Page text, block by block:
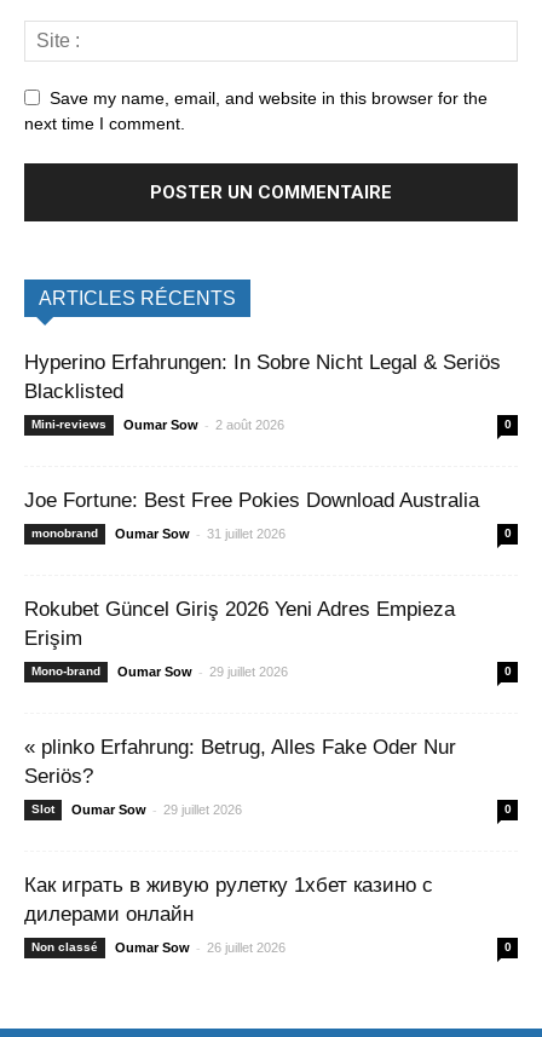
Save my name, email, and website in this browser for the
next time I comment.
ARTICLES RÉCENTS
Hyperino Erfahrungen: In Sobre Nicht Legal & Seriös
Blacklisted
Mini-reviews Oumar Sow - 2 août 2026 0
Joe Fortune: Best Free Pokies Download Australia
monobrand Oumar Sow - 31 juillet 2026 0
Rokubet Güncel Giriş 2026 Yeni Adres Empieza
Erişim
Mono-brand Oumar Sow - 29 juillet 2026 0
« plinko Erfahrung: Betrug, Alles Fake Oder Nur
Seriös?
Slot Oumar Sow - 29 juillet 2026 0
Как играть в живую рулетку 1хбет казино с
дилерами онлайн
Non classé Oumar Sow - 26 juillet 2026 0